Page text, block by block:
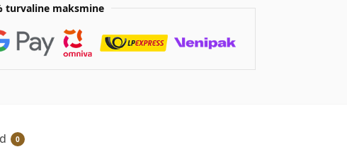
turvaline maksmine
0